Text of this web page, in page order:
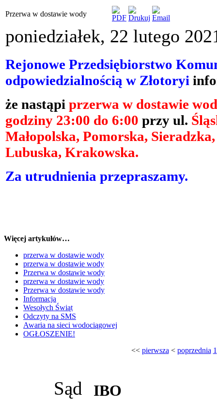
Przerwa w dostawie wody
poniedziałek, 22 lutego
Rejonowe Przedsiębiorstwo
odpowiedzialnością w Złotoryi
że nastąpi przerwa w dostawie
godziny 23:00 do 6:00 przy ul.
Małopolska, Pomorska,
Lubuska, Krakowska.
Za utrudnienia przepraszamy.
Więcej artykułów…
przerwa w dostawie wody
przerwa w dostawie wody
Przerwa w dostawie wody
przerwa w dostawie wody
Przerwa w dostawie wody
Informacja
Wesołych Świąt
Odczyty na SMS
Awaria na sieci wodociągowej
OGŁOSZENIE!
<< pierwsza < poprzednia 1
IBO
Sąd